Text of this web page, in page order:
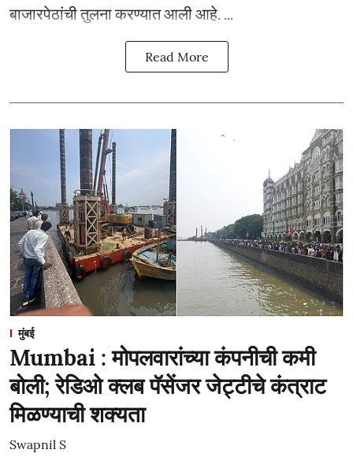
बाजारपेठांची तुलना करण्यात आली आहे. ...
Read More
मुंबई
Mumbai : मोपलवारांच्या कंपनीची कमी
बोली; रेडिओ क्लब पॅसेंजर जेट्टीचे कंत्राट
मिळण्याची शक्यता
Swapnil S